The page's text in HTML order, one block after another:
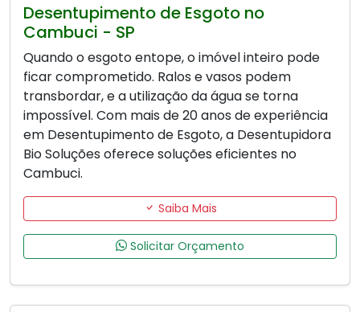
Desentupimento de Esgoto no
Cambuci - SP
Quando o esgoto entope, o imóvel inteiro pode
ficar comprometido. Ralos e vasos podem
transbordar, e a utilização da água se torna
impossível. Com mais de 20 anos de experiência
em Desentupimento de Esgoto, a Desentupidora
Bio Soluções oferece soluções eficientes no
Cambuci.
Saiba Mais
Solicitar Orçamento